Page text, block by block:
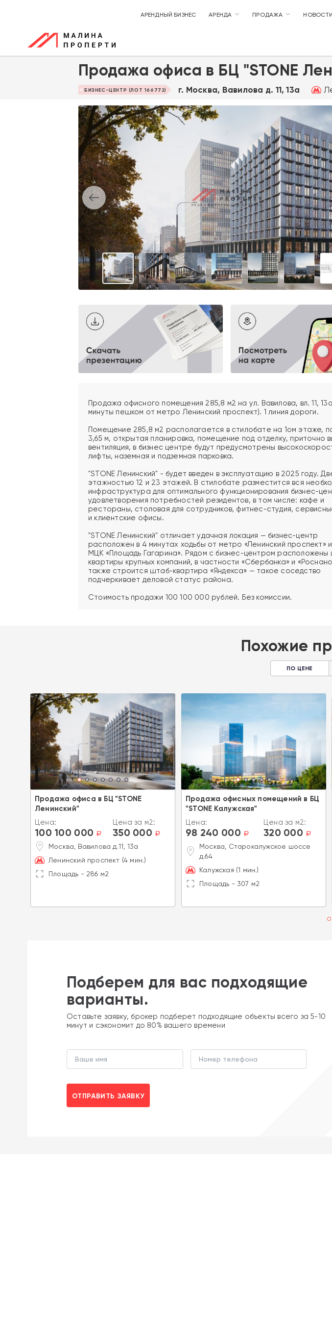
АРЕНДНЫЙ БИЗНЕС АРЕНДА ПРОДАЖА НОВОСТИ
Продажа офиса в БЦ "STONE
БИЗНЕС-ЦЕНТР (ЛОТ 166772) г. Москва, Вавилова д. 11, 13а
Продажа офисного помещения 285,8 м2 на ул. Вавилова, вл. 11,
минуты пешком от метро Ленинский проспект). 1 линия дороги.
Помещение 285,8 м2 располагается в стилобате на 1ом этаже,
3,65 м, открытая планировка, помещение под отделку, приточно
вентиляция, в бизнес центре будут предусмотрены
лифты, наземная и подземная парковка.
"STONE Ленинский" - будет введен в эксплуатацию в 2025 году.
этажностью 12 и 23 этажей. В стилобате разместится вся
инфраструктура для оптимального функционирования бизнес-
удовлетворения потребностей резидентов, в том числе: кафе и
рестораны, столовая для сотрудников, фитнес-студия,
и клиентские офисы.
"STONE Ленинский" отличает удачная локация — бизнес-центр
расположен в 4 минутах ходьбы от метро «Ленинский проспект»
МЦК «Площадь Гагарина». Рядом с бизнес-центром
квартиры крупных компаний, в частности «Сбербанка» и
также строится штаб-квартира «Яндекса» — такое соседство
подчеркивает деловой статус района.
Стоимость продажи 100 100 000 рублей. Без комиссии.
Похожие
ПО ЦЕНЕ
Продажа офиса в БЦ "STONE
Ленинский"
Цена:
100 100 000 a
Цена за м2:
350 000 a
Москва, Вавилова д.11, 13а
Ленинский проспект (4 мин.)
Площадь - 286 м2
Продажа офисных помещений в БЦ
"STONE Калужская"
Цена:
98 240 000 a
Цена за м2:
320 000 a
Москва, Старокалужское шоссе
д.64
Калужская (1 мин.)
Площадь - 307 м2
Подберем для вас подходящие
варианты.
Оставьте заявку, брокер подберет подходящие объекты всего за 5-10
минут и сэкономит до 80% вашего времени
ОТПРАВИТЬ ЗАЯВКУ